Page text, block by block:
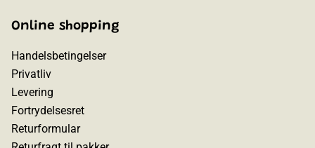
Online shopping
Handelsbetingelser
Privatliv
Levering
Fortrydelsesret
Returformular